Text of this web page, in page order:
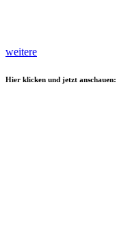
weitere
Hier klicken und jetzt anschauen: